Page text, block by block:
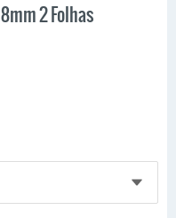
2 Folhas